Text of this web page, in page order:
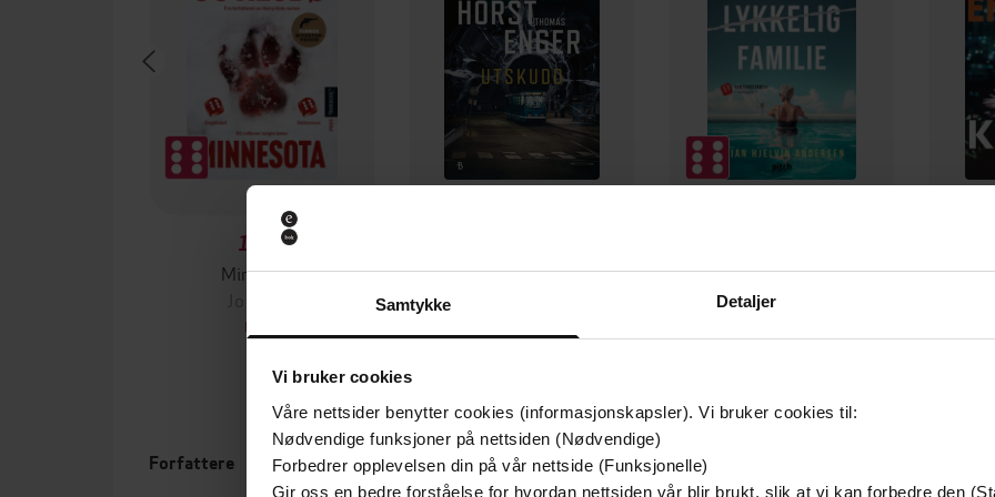
Samtykke Detaljer
Vi bruker cookies
Våre nettsider benytter cookies (informasjonskapsler). Vi bruker cookies til:
Nødvendige funksjoner på nettsiden (Nødvendige)
Forbedrer opplevelsen din på vår nettside (Funksjonelle)
Gir oss en bedre forståelse for hvordan nettsiden vår blir brukt, slik at vi kan forbedre den
199,-
Minnesota
EBOK
Utskudd
En lykkelig familie
Stian Hjelvin Andersen
Forfattere Utgitt 30.06.2019